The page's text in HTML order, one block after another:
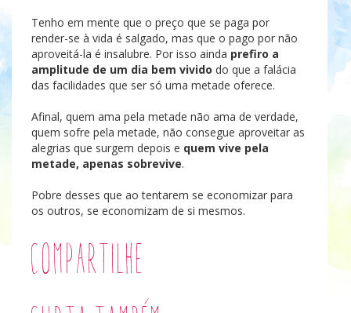
Tenho em mente que o preço que se paga por
render-se à vida é salgado, mas que o pago por não
aproveitá-la é insalubre. Por isso ainda prefiro a
amplitude de um dia bem vivido do que a falácia
das facilidades que ser só uma metade oferece.
Afinal, quem ama pela metade não ama de verdade,
quem sofre pela metade, não consegue aproveitar as
alegrias que surgem depois e quem vive pela
metade, apenas sobrevive.
Pobre desses que ao tentarem se economizar para
os outros, se economizam de si mesmos.
Compartilhe